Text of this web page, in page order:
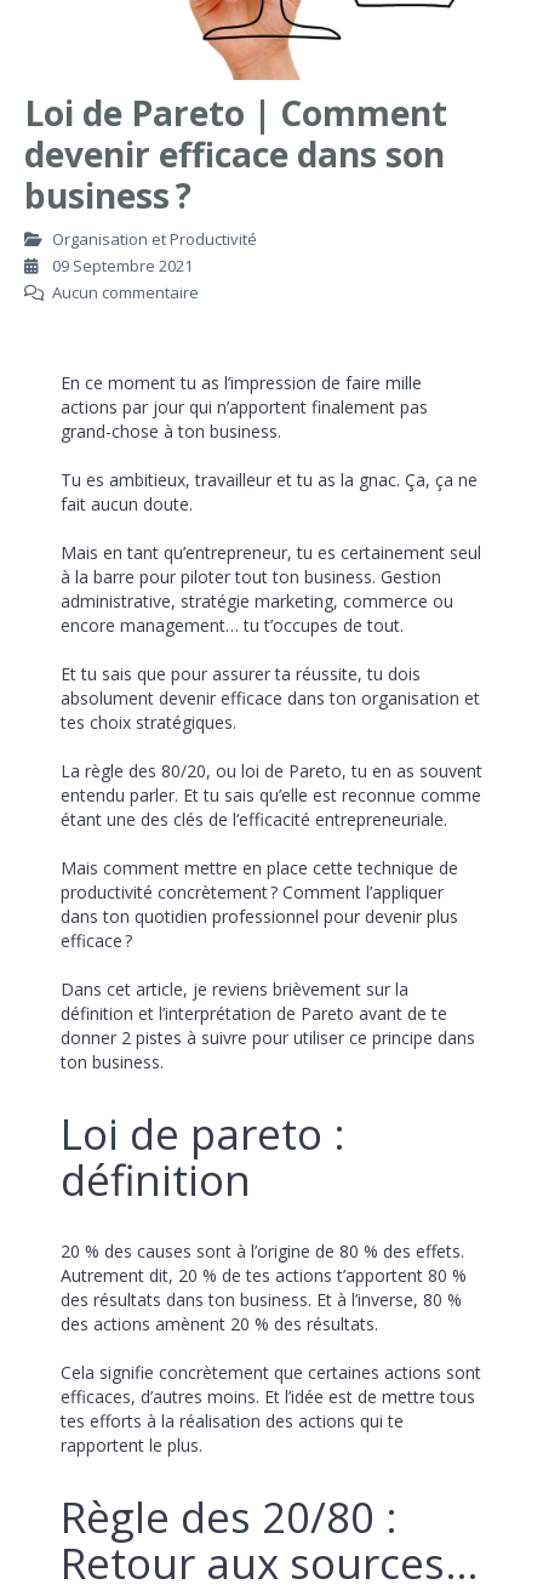
Loi de Pareto | Comment
devenir efficace dans son
business ?
Organisation et Productivité
09 Septembre 2021
Aucun commentaire
En ce moment tu as l’impression de faire mille
actions par jour qui n’apportent finalement pas
grand-chose à ton business.
Tu es ambitieux, travailleur et tu as la gnac. Ça, ça ne
fait aucun doute.
Mais en tant qu’entrepreneur, tu es certainement seul
à la barre pour piloter tout ton business. Gestion
administrative, stratégie marketing, commerce ou
encore management… tu t’occupes de tout.
Et tu sais que pour assurer ta réussite, tu dois
absolument devenir efficace dans ton organisation et
tes choix stratégiques.
La règle des 80/20, ou loi de Pareto, tu en as souvent
entendu parler. Et tu sais qu’elle est reconnue comme
étant une des clés de l’efficacité entrepreneuriale.
Mais comment mettre en place cette technique de
productivité concrètement ? Comment l’appliquer
dans ton quotidien professionnel pour devenir plus
efficace ?
Dans cet article, je reviens brièvement sur la
définition et l’interprétation de Pareto avant de te
donner 2 pistes à suivre pour utiliser ce principe dans
ton business.
Loi de pareto :
définition
20 % des causes sont à l’origine de 80 % des effets.
Autrement dit, 20 % de tes actions t’apportent 80 %
des résultats dans ton business. Et à l’inverse, 80 %
des actions amènent 20 % des résultats.
Cela signifie concrètement que certaines actions sont
efficaces, d’autres moins. Et l’idée est de mettre tous
tes efforts à la réalisation des actions qui te
rapportent le plus.
Règle des 20/80 :
Retour aux sources…